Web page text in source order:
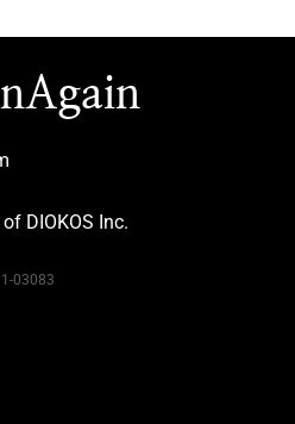
DIOKOS Inc.
03083